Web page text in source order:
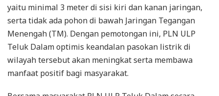
yaitu minimal 3 meter di sisi kiri dan kanan jaringan,
serta tidak ada pohon di bawah Jaringan Tegangan
Menengah (TM). Dengan pemotongan ini, PLN ULP
Teluk Dalam optimis keandalan pasokan listrik di
wilayah tersebut akan meningkat serta membawa
manfaat positif bagi masyarakat.